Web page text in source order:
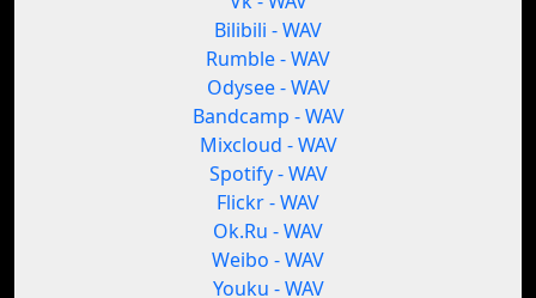
Bilibili - WAV
Rumble - WAV
Odysee - WAV
Bandcamp - WAV
Mixcloud - WAV
Spotify - WAV
Flickr - WAV
Ok.Ru - WAV
Weibo - WAV
Youku - WAV